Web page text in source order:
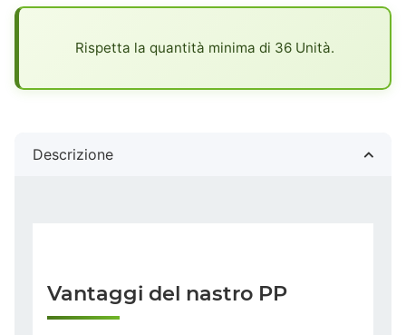
Rispetta la quantità minima di 36 Unità.
Descrizione
Vantaggi del nastro PP